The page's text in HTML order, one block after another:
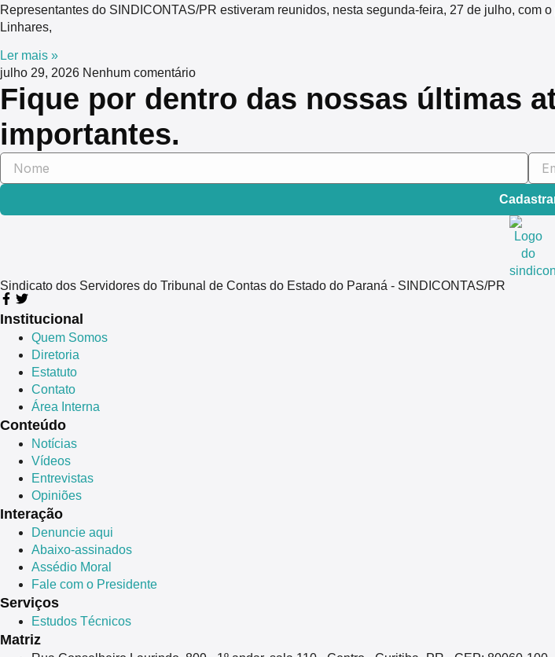
Representantes do SINDICONTAS/PR estiveram reunidos, nesta segunda-feira, 27 de julho,
Linhares,
Ler mais »
julho 29, 2026 Nenhum comentário
Fique por dentro das nossas últimas
importantes.
Sindicato dos Servidores do Tribunal de Contas do Estado do Paraná - SINDICONTAS/PR
Institucional
Quem Somos
Diretoria
Estatuto
Contato
Área Interna
Conteúdo
Notícias
Vídeos
Entrevistas
Opiniões
Interação
Denuncie aqui
Abaixo-assinados
Assédio Moral
Fale com o Presidente
Serviços
Estudos Técnicos
Matriz